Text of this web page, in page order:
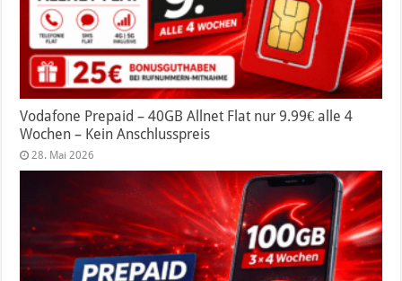
Vodafone Prepaid – 40GB Allnet Flat nur 9.99€ alle 4
Wochen – Kein Anschlusspreis
28. Mai 2026